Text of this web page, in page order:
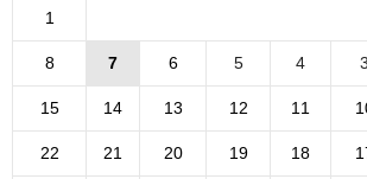
1
3
4
5
6
7
8
11
12
13
14
15
18
19
20
21
22